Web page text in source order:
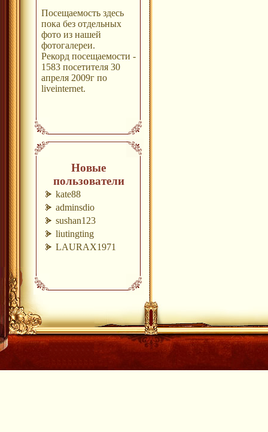
Посещаемость здесь
пока без отдельных
фото из нашей
фотогалереи.
Рекорд посещаемости -
1583 посетителя 30
апреля 2009г по
liveinternet.
Новые
пользователи
kate88
adminsdio
sushan123
liutingting
LAURAX1971